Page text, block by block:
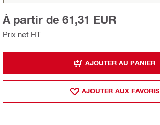
Prix net HT
À partir de 61,31 EUR
AJOUTER AU PANIER
AJOUTER AUX FAVORIS